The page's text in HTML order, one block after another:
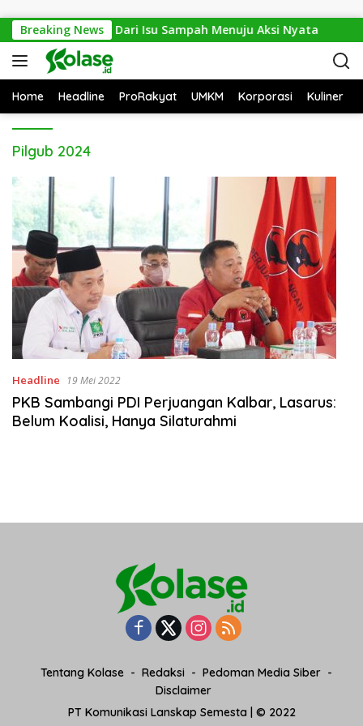
Breaking News
Expo 2026: Dari Isu Sampah Menuju Aksi Nyata
Home Headline ProRakyat UMKM Korporasi Kuliner
Pilgub 2024
Headline 19 Mei 2022
PKB Sambangi PDI Perjuangan Kalbar, Lasarus:
Belum Koalisi, Hanya Silaturahmi
Tentang Kolase Redaksi
Pedoman Media Siber
Disclaimer
PT Komunikasi Lanskap Semesta | © 2022